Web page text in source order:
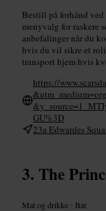
Bestill på forhånd
menyvalg for raskere
anbefalinger når du
hvis du vil sikre et
transport hjem hvis
https://
GU%3D
23a Edwardes
The
Mat og drikke • Bar